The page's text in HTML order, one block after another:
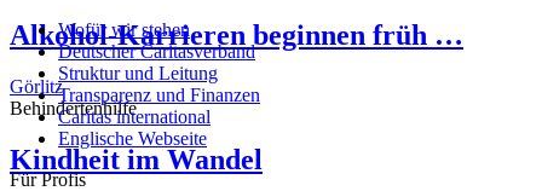
Alkohol-Karrieren beginnen früh …
Görlitz
Behindertenhilfe
Kindheit im Wandel
Wofür wir stehen
Deutscher Caritasverband
Struktur und Leitung
Transparenz und Finanzen
Caritas international
Englische Webseite
Für Profis